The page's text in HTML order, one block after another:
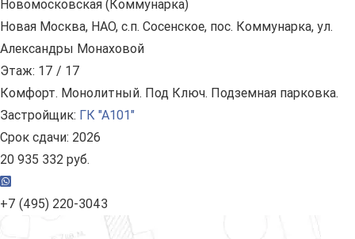
Новомосковская (Коммунарка)
Новая Москва, НАО, с.п. Сосенское, пос. Коммунарка, ул.
Александры Монаховой
Этаж: 17 / 17
Комфорт. Монолитный. Под Ключ. Подземная парковка.
Застройщик: ГК "А101"
Срок сдачи: 2026
20 935 332 руб.
+7 (495) 220-3043